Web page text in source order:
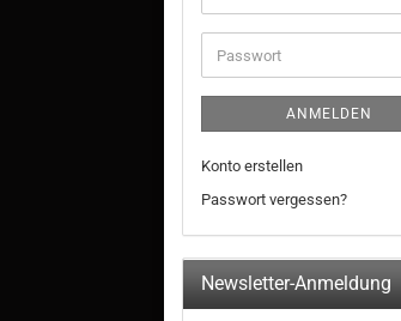
ANMELDEN
Konto erstellen
Passwort vergessen?
Newsletter-Anmeldung